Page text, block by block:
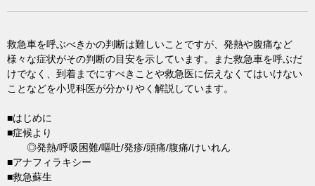
救急車を呼ぶべきかの判断は難しいことですが、発熱や腹痛など
様々な症状がその判断の目安を示しています。また救急車を呼ぶだ
けでなく、到着までにすべきことや救急医に伝えなくてはいけない
ことなどを小児科医が分かりやく解説しています。
■はじめに
■症候より
◎発熱/呼吸困難/嘔吐/発疹/頭痛/腹痛/けいれん
■アナフィラキシー
■救急蘇生